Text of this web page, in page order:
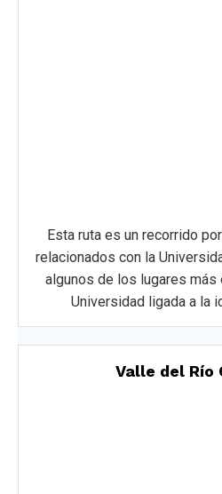
Esta ruta es un recorrido
relacionados con la
algunos de los lugares más
Universidad ligada a la
Valle del Río